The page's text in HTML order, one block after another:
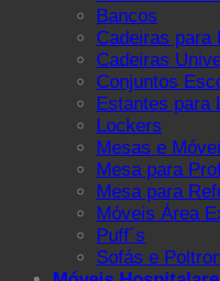
Bancos
Cadeiras para
Cadeiras
Conjuntos
Estantes para
Lockers
Mesas e
Mesa para
Mesa para
Móveis Área
Puff´s
Sofás e